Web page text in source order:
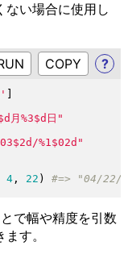
ない場合に使用し
?
月%3$d日 "
%1$02d "
4, 22 )
で幅や精度を引数
す。